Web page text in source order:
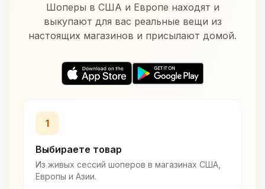
Шоперы в США и Европе находят и
выкупают для вас реальные вещи из
настоящих магазинов и присылают домой.
1
Выбираете товар
Из живых сессий шоперов в магазинах США,
Европы и Азии.